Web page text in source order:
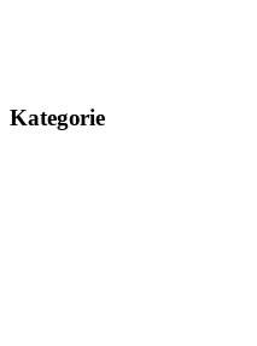
Kategorie